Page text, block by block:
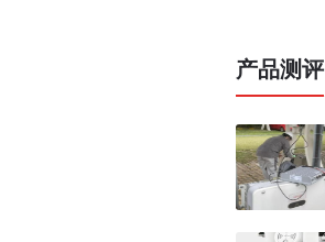
产品测评